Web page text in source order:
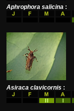
Aphrophora salicina :
Asiraca clavicornis :